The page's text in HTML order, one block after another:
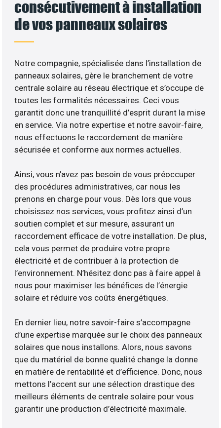
consécutivement à installation
de vos panneaux solaires
Notre compagnie, spécialisée dans l’installation de
panneaux solaires, gère le branchement de votre
centrale solaire au réseau électrique et s’occupe de
toutes les formalités nécessaires. Ceci vous
garantit donc une tranquillité d’esprit durant la mise
en service. Via notre expertise et notre savoir-faire,
nous effectuons le raccordement de manière
sécurisée et conforme aux normes actuelles.
Ainsi, vous n’avez pas besoin de vous préoccuper
des procédures administratives, car nous les
prenons en charge pour vous. Dès lors que vous
choisissez nos services, vous profitez ainsi d’un
soutien complet et sur mesure, assurant un
raccordement efficace de votre installation. De plus,
cela vous permet de produire votre propre
électricité et de contribuer à la protection de
l’environnement. N’hésitez donc pas à faire appel à
nous pour maximiser les bénéfices de l’énergie
solaire et réduire vos coûts énergétiques.
En dernier lieu, notre savoir-faire s’accompagne
d’une expertise marquée sur le choix des panneaux
solaires que nous installons. Alors, nous savons
que du matériel de bonne qualité change la donne
en matière de rentabilité et d’efficience. Donc, nous
mettons l’accent sur une sélection drastique des
meilleurs éléments de centrale solaire pour vous
garantir une production d’électricité maximale.